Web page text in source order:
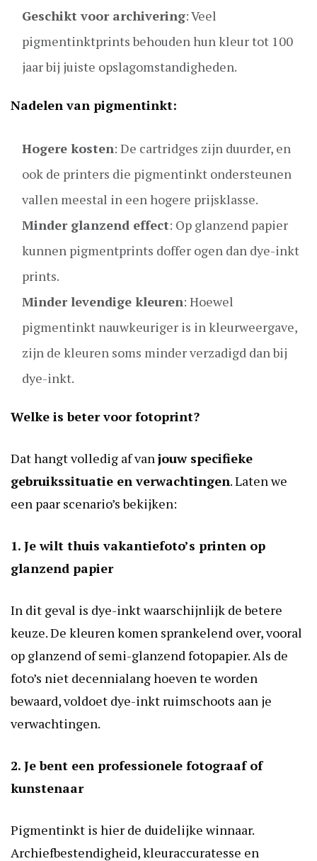
Geschikt voor archivering: Veel
pigmentinktprints behouden hun kleur tot 100
jaar bij juiste opslagomstandigheden.
Nadelen van pigmentinkt:
Hogere kosten: De cartridges zijn duurder, en
ook de printers die pigmentinkt ondersteunen
vallen meestal in een hogere prijsklasse.
Minder glanzend effect: Op glanzend papier
kunnen pigmentprints doffer ogen dan dye-inkt
prints.
Minder levendige kleuren: Hoewel
pigmentinkt nauwkeuriger is in kleurweergave,
zijn de kleuren soms minder verzadigd dan bij
dye-inkt.
Welke is beter voor fotoprint?
Dat hangt volledig af vanjouw specifieke
gebruikssituatie en verwachtingen. Laten we
een paar scenario’s bekijken:
1. Je wilt thuis vakantiefoto’s printen op
glanzend papier
In dit geval is dye-inkt waarschijnlijk de betere
keuze. De kleuren komen sprankelend over, vooral
op glanzend of semi-glanzend fotopapier. Als de
foto’s niet decennialang hoeven te worden
bewaard, voldoet dye-inkt ruimschoots aan je
verwachtingen.
2. Je bent een professionele fotograaf of
kunstenaar
Pigmentinkt is hier de duidelijke winnaar.
Archiefbestendigheid, kleuraccuratesse en